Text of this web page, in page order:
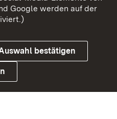
Datenschutz
Google werden auf der
bestätigen